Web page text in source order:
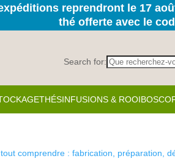
reprendront le 17
thé offerte avec le
Search for:
THÉSINFUSIONS & ROOIBOS
comprendre : fabrication, préparation,